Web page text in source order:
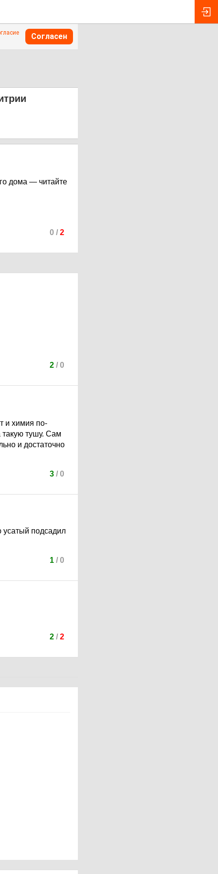
Согласен
дома — читайте
0 / 2
2/ 0
и химия по-
такую тушу. Сам
и достаточно
3/ 0
усатый подсадил
1/ 0
2/ 2